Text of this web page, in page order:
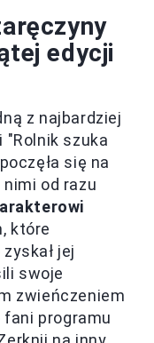
edycji
z najbardziej
szuka
się na
od razu
które
jej
swoje
zwieńczeniem
programu